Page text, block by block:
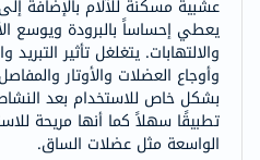
يعطي إحساساً بالبرودة ويوسع
والالتهابات. يتغلغل تأثير
وأوجاع العضلات والأوتار
بشكل خاص للاستخدام بعد
تطبيقًا سهلاً كما أنها مريحة
الواسعة مثل عضلات الساق.